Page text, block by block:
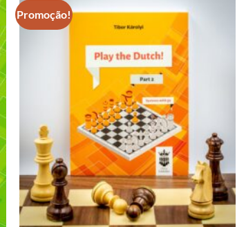
para
menor
Promoção!